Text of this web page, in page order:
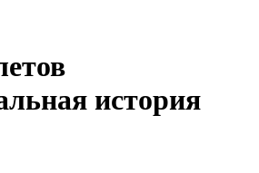
история